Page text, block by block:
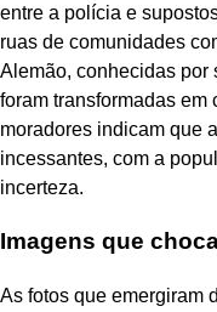
entre a polícia e
ruas de comunidades
Alemão, conhecidas por
foram transformadas
moradores indicam que
incessantes, com a
incerteza.
Imagens que
As fotos que emergiram